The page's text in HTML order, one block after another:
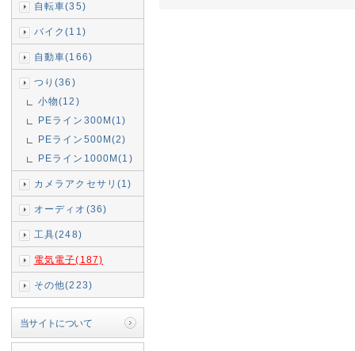
自転車(35)
バイク(11)
自動車(166)
つり(36)
小物(12)
PEライン300M(1)
PEライン500M(2)
PEライン1000M(1)
カメラアクセサリ(1)
オーディオ(36)
工具(248)
電気電子(187)
その他(223)
当サイトについて